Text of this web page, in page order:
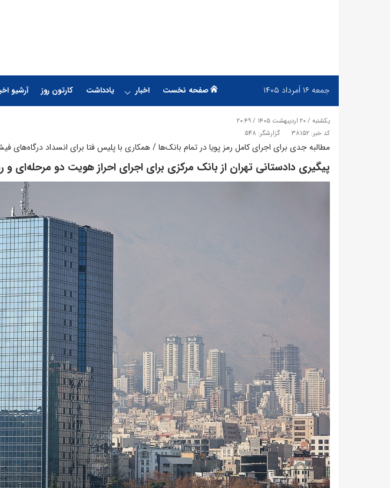
جمعه ۱۶ اَمرداد ۱۴۰۵ صفحه نخست اخبار یادداشت کارتون روز آرشیو
یکشنبه / ۲۰ اردیبهشت ۱۴۰۵ / ۲۰:۴۹
کد خبر: 38152
گزارشگر: 548
مطالبه جدی برای اجرای کامل رمز پویا در تمام بانک‌ها / همکاری با پلیس فتا برای انسداد درگاه‌های
پیگیری دادستانی تهران از بانک مرکزی برای اجرای احراز هویت دو مرحله‌ای و